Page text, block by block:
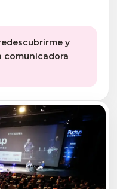
y
comunicadora